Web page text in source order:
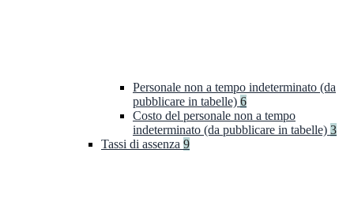
Personale non a tempo indeterminato (da
pubblicare in tabelle) 6
Costo del personale non a tempo
indeterminato (da pubblicare in tabelle) 3
Tassi di assenza 9